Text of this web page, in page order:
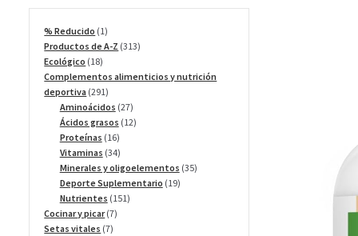
% Reducido 11
producto
Productos de A-Z 313313
Ecológico 1818
productos
Complementos alimenticios y nutrición
deportiva 291291
productos
Aminoácidos 2727
productos
Ácidos grasos 1212
Proteínas 1616
productos
Vitaminas 3434
productos
Minerales y oligoelementos 3535
Deporte Suplementario 1919
Nutrientes 151151
Cocinar y picar 77
Setas vitales 77